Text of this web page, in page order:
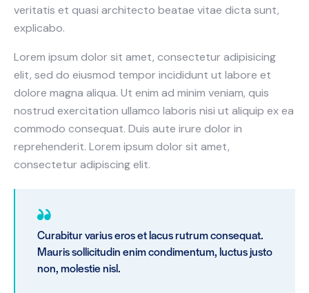
veritatis et quasi architecto beatae vitae dicta sunt,
explicabo.
Lorem ipsum dolor sit amet, consectetur adipisicing
elit, sed do eiusmod tempor incididunt ut labore et
dolore magna aliqua. Ut enim ad minim veniam, quis
nostrud exercitation ullamco laboris nisi ut aliquip ex ea
commodo consequat. Duis aute irure dolor in
reprehenderit. Lorem ipsum dolor sit amet,
consectetur adipiscing elit.
Curabitur varius eros et lacus rutrum consequat.
Mauris sollicitudin enim condimentum, luctus justo
non, molestie nisl.